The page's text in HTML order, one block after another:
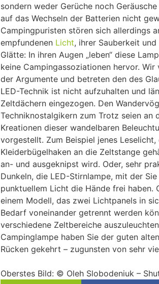
sondern weder Gerüche noch
auf das Wechseln der Batterien nicht
Campingpuristen stören sich allerdings
empfundenen Licht, ihrer Sauberkeit und
Glätte: In ihren Augen „leben“ diese
keine Campingassoziationen hervor. Wir
der Argumente und betreten den des
LED-Technik ist nicht aufzuhalten und
Zeltdächern eingezogen. Den
Techniknostalgikern zum Trotz seien an
Kreationen dieser wandelbaren
vorgestellt. Zum Beispiel jenes Leselicht,
Kleiderbügelhaken an die Zeltstange
an- und ausgeknipst wird. Oder, sehr
Dunkeln, die LED-Stirnlampe, mit der
punktuellem Licht die Hände frei haben.
einem Modell, das zwei Lichtpanels in
Bedarf voneinander getrennt werden
verschiedene Zeltbereiche
Campinglampe haben Sie der guten
Rücken gekehrt – zugunsten von sehr
Oberstes Bild: © Oleh Slobodeniuk –